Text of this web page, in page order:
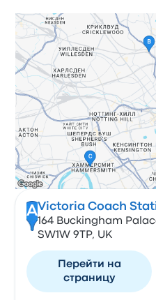
AVictoria Coach
164 Buckingham
SW1W 9TP, UK
Перейти на
страницу